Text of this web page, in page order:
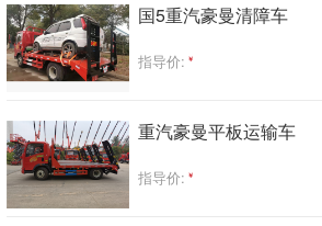
国5重汽豪曼清障车
指导价:
重汽豪曼平板运输车
指导价: